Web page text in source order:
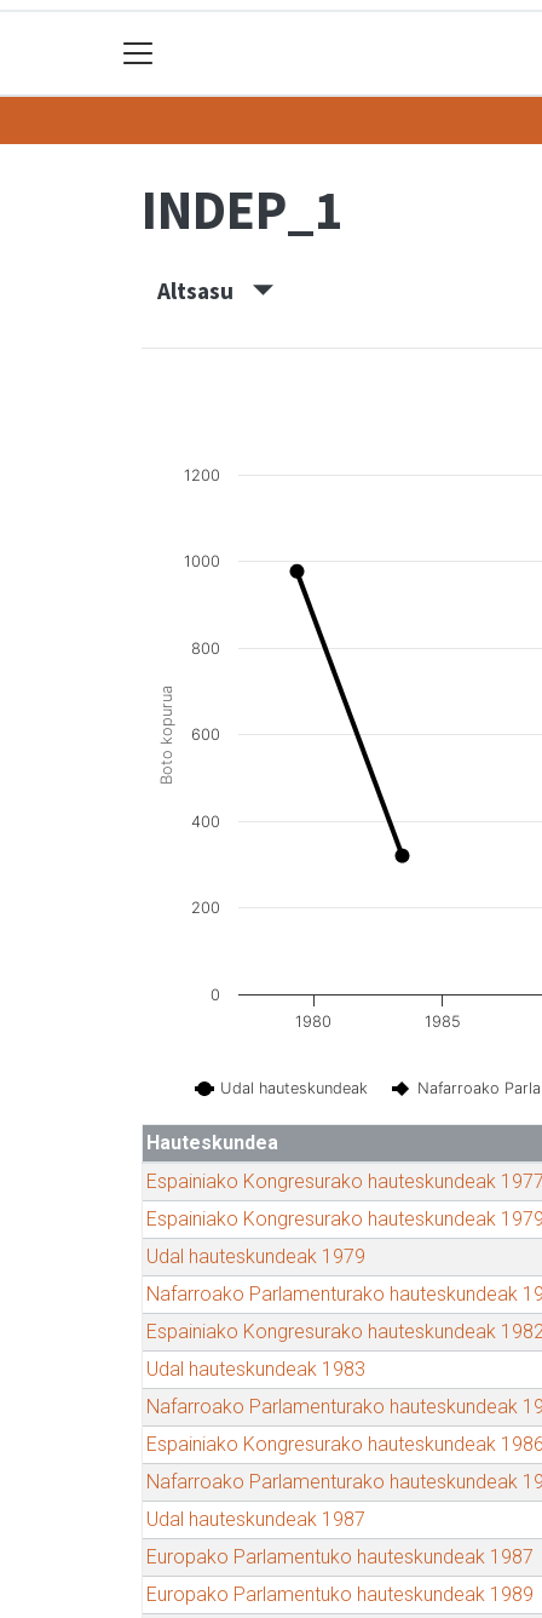
INDEP_1
Altsasu
Boto kopurua
Udal hauteskundeak Nafarroako
1980 1985
0
200
400
600
800
1000
1200
Hauteskundea
Espainiako Kongresurako hauteskundeak 1977
Espainiako Kongresurako hauteskundeak 1979
Udal hauteskundeak 1979
Nafarroako Parlamenturako hauteskundeak
Espainiako Kongresurako hauteskundeak 1982
Udal hauteskundeak 1983
Nafarroako Parlamenturako hauteskundeak
Espainiako Kongresurako hauteskundeak 1986
Nafarroako Parlamenturako hauteskundeak
Udal hauteskundeak 1987
Europako Parlamentuko hauteskundeak 1987
Europako Parlamentuko hauteskundeak 1989